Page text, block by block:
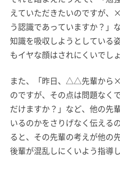
えていただきたいのですが
う認識であっていますか？」
知識を吸収しようとしている
もイヤな顔はされにくいでしょ
また、「昨日、△△先輩から
のですが、その点は問題なく
だけますか？」など、他の先
いるのかをさりげなく伝える
ると、その先輩の考えが他の
後輩が混乱しにくいよう指導